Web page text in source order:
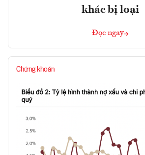
khác bị loại
Đọc ngay
Chứng khoán